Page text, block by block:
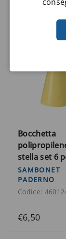
Bocchetta
stella set 6
SAMBONET
PADERNO
Codice:
€6,50